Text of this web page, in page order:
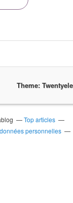
Theme:
Top articles
personnelles